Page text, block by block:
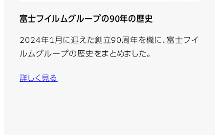
富士フイルムグループの90年の歴史
2024年1月に迎えた創立90周年を機に、富士フイ
ルムグループの歴史をまとめました。
詳しく見る